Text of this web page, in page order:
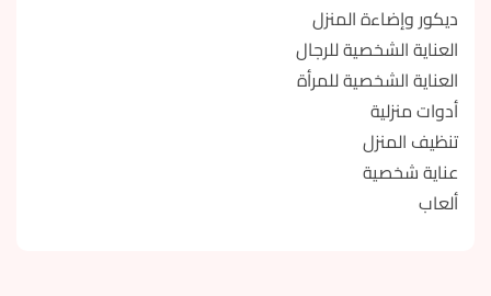
ديكور وإضاءة المنزل
العناية الشخصية للرجال
العناية الشخصية للمرأة
أدوات منزلية
تنظيف المنزل
عناية شخصية
ألعاب